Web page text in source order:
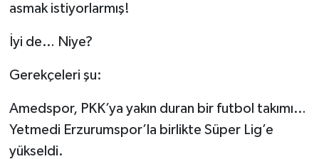
asmak istiyorlarmış!
İyi de… Niye?
Gerekçeleri şu:
Amedspor, PKK’ya yakın duran bir futbol takımı…
Yetmedi Erzurumspor’la birlikte Süper Lig’e
yükseldi.